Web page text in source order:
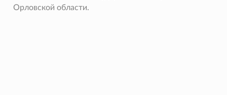
Орловской области.